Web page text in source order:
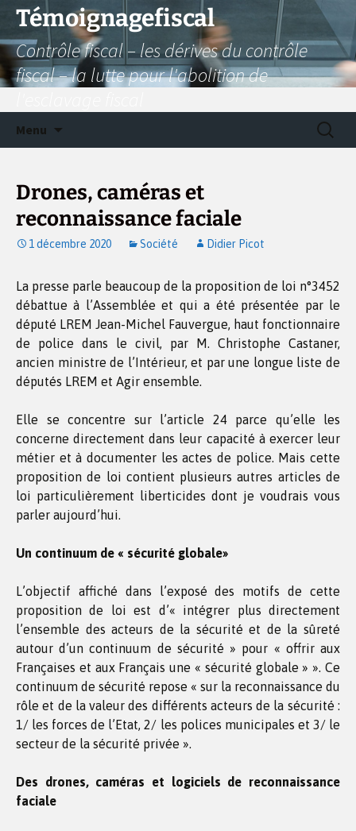
Aller
contenu
Témoignagefiscal
Contrôle fiscal – les dérives du contrôle
fiscal – la lutte pour l'abolition de
Menu
Drones, caméras et
reconnaissance faciale
1 décembre 2020 Société Didier Picot
La presse parle beaucoup de la proposition de loi n°3452
débattue à l’Assemblée et qui a été présentée par le
député LREM Jean-Michel Fauvergue, haut fonctionnaire
de police dans le civil, par M. Christophe Castaner,
ancien ministre de l’Intérieur, et par une longue liste de
députés LREM et Agir ensemble.
Elle se concentre sur l’article 24 parce qu’elle les
concerne directement dans leur capacité à exercer leur
métier et à documenter les actes de police. Mais cette
proposition de loi contient plusieurs autres articles de
loi particulièrement liberticides dont je voudrais vous
parler aujourd’hui.
Un continuum de « sécurité globale»
L’objectif affiché dans l’exposé des motifs de cette
proposition de loi est d’« intégrer plus directement
l’ensemble des acteurs de la sécurité et de la sûreté
autour d’un continuum de sécurité » pour « offrir aux
Françaises et aux Français une « sécurité globale » ». Ce
continuum de sécurité repose « sur la reconnaissance du
rôle et de la valeur des différents acteurs de la sécurité :
1/ les forces de l’Etat, 2/ les polices municipales et 3/ le
secteur de la sécurité privée ».
Des drones, caméras et logiciels de reconnaissance
faciale